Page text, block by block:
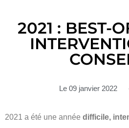
2021 : BEST-
Le 09 janvier 2022
2021 a été une année difficile,